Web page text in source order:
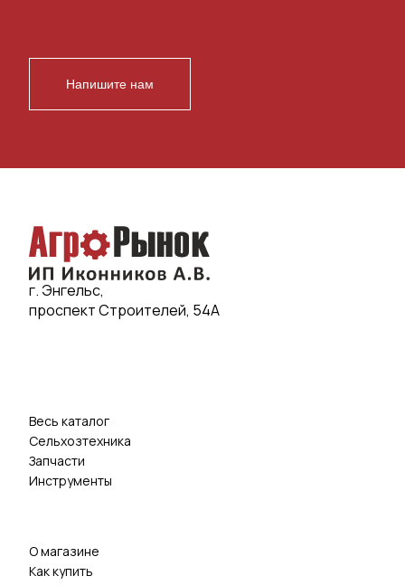
Напишите нам
г. Энгельс,
проспект Строителей, 54А
Весь каталог
Сельхозтехника
Запчасти
Инструменты
О магазине
Как купить